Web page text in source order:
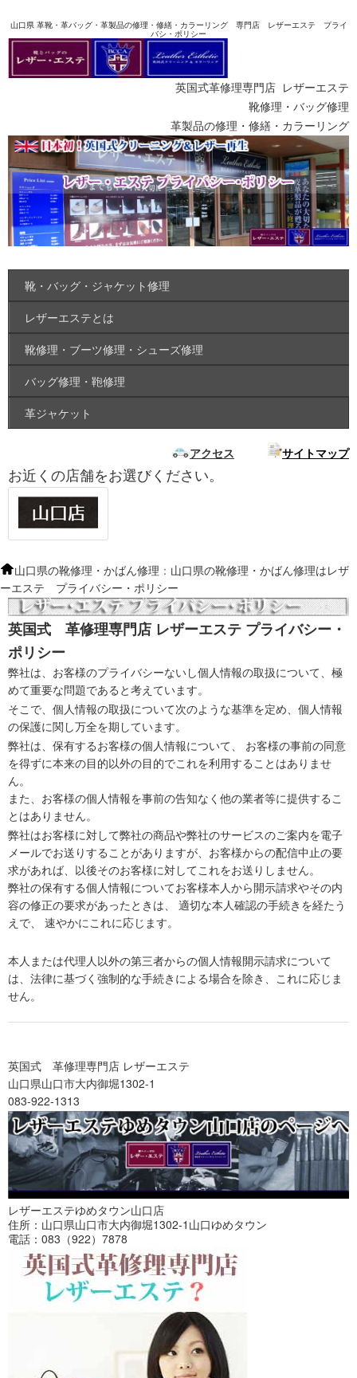
山口県 革靴・革バッグ・革製品の修理・修繕・カラーリング 専門店 レザーエステ プライ
バシ・ポリシー
英国式革修理専門店 レザーエステ
靴修理・バッグ修理
革製品の修理・修繕・カラーリング
靴・バッグ・ジャケット修理
レザーエステとは
靴修理・ブーツ修理・シューズ修理
バッグ修理・鞄修理
革ジャケット
アクセス サイトマップ
お近くの店舗をお選びください。
山口県の靴修理・かばん修理 ： 山口県の靴修理・かばん修理はレザ
ーエステ プライバシー・ポリシー
英国式 革修理専門店 レザーエステ プライバシー・
ポリシー
弊社は、お客様のプライバシーないし個人情報の取扱について、極
めて重要な問題であると考えています。
そこで、個人情報の取扱について次のような基準を定め、個人情報
の保護に関し万全を期しています。
弊社は、保有するお客様の個人情報について、 お客様の事前の同意
を得ずに本来の目的以外の目的でこれを利用することはありませ
ん。
また、お客様の個人情報を事前の告知なく他の業者等に提供するこ
とはありません。
弊社はお客様に対して弊社の商品や弊社のサービスのご案内を電子
メールでお送りすることがありますが、お客様からの配信中止の要
求があれば、以後そのお客様に対してこれをお送りしません。
弊社の保有する個人情報についてお客様本人から開示請求やその内
容の修正の要求があったときは、 適切な本人確認の手続きを経たう
えで、 速やかにこれに応じます。
本人または代理人以外の第三者からの個人情報開示請求について
は、法律に基づく強制的な手続きによる場合を除き、これに応じま
せん。
英国式 革修理専門店 レザーエステ
山口県山口市大内御堀1302-1
083-922-1313
レザーエステゆめタウン山口店
住所：山口県山口市大内御堀1302-1山口ゆめタウン
電話：083（922）7878